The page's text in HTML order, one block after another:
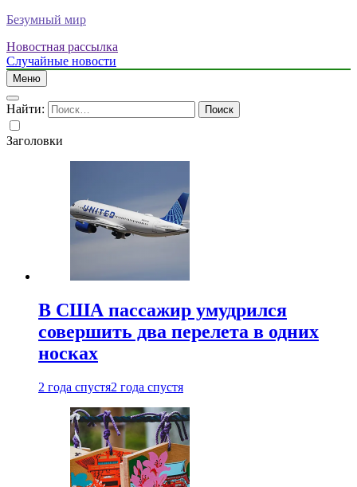
Безумный мир
Новостная рассылка
Случайные новости
Меню
Найти:
Заголовки
В США пассажир умудрился
совершить два перелета в одних
носках
2 года спустя2 года спустя